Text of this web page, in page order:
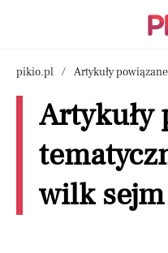
pikio.pl Artykuły
Artykuły
wilk sejm